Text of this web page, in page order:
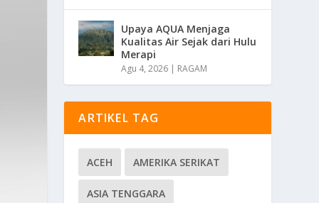
Upaya AQUA Menjaga
Kualitas Air Sejak dari Hulu
Merapi
Agu 4, 2026 | RAGAM
ARTIKEL TAG
ACEH AMERIKA SERIKAT
ASIA TENGGARA